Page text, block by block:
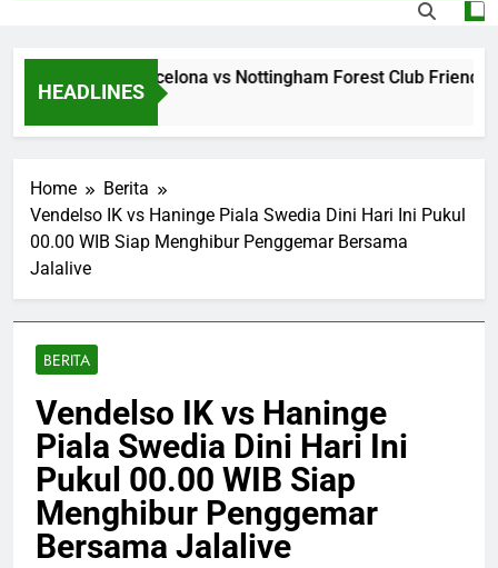
HEADLINES
Jalalive Barcelona vs Nottingham Forest Club Friendly
Home
Berita
Vendelso IK vs Haninge Piala Swedia Dini Hari Ini Pukul
00.00 WIB Siap Menghibur Penggemar Bersama
Jalalive
BERITA
Vendelso IK vs Haninge
Piala Swedia Dini Hari Ini
Pukul 00.00 WIB Siap
Menghibur Penggemar
Bersama Jalalive